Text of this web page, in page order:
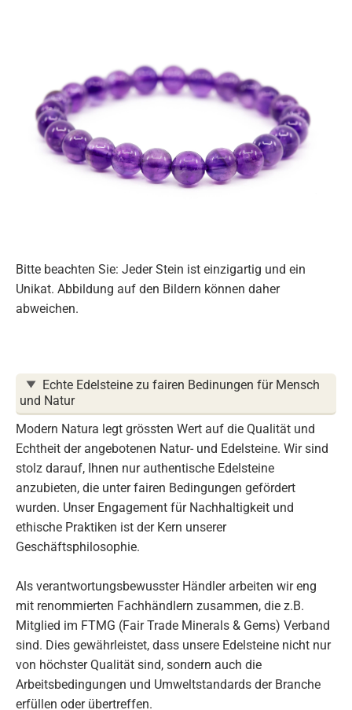
Bitte beachten Sie: Jeder Stein ist einzigartig und ein
Unikat. Abbildung auf den Bildern können daher
abweichen.
Echte Edelsteine zu fairen Bedinungen für Mensch
und Natur
Modern Natura legt grössten Wert auf die Qualität und
Echtheit der angebotenen Natur- und Edelsteine. Wir sind
stolz darauf, Ihnen nur authentische Edelsteine
anzubieten, die unter fairen Bedingungen gefördert
wurden. Unser Engagement für Nachhaltigkeit und
ethische Praktiken ist der Kern unserer
Geschäftsphilosophie.
Als verantwortungsbewusster Händler arbeiten wir eng
mit renommierten Fachhändlern zusammen, die z.B.
Mitglied im FTMG (Fair Trade Minerals & Gems) Verband
sind. Dies gewährleistet, dass unsere Edelsteine nicht nur
von höchster Qualität sind, sondern auch die
Arbeitsbedingungen und Umweltstandards der Branche
erfüllen oder übertreffen.